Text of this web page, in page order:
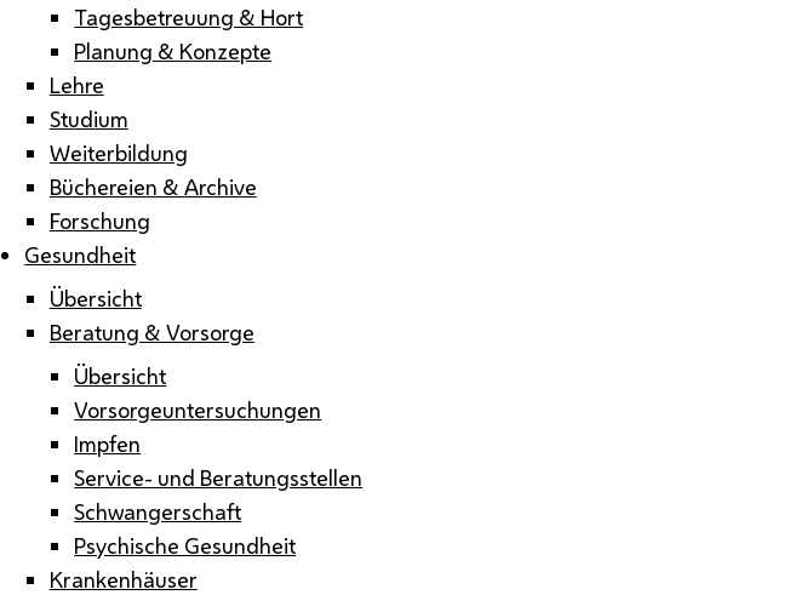
Tagesbetreuung & Hort
Planung & Konzepte
Lehre
Studium
Weiterbildung
Büchereien & Archive
Forschung
Gesundheit
Übersicht
Beratung & Vorsorge
Übersicht
Vorsorgeuntersuchungen
Impfen
Service- und Beratungsstellen
Schwangerschaft
Psychische Gesundheit
Krankenhäuser